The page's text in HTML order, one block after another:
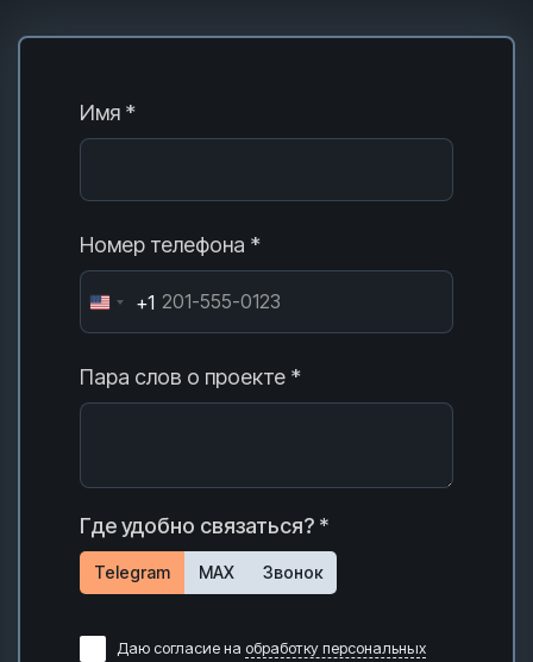
Имя *
Номер телефона *
+1
Пара слов о проекте *
Где удобно связаться? *
Telegram MAX Звонок
Даю согласие на обработку персональных